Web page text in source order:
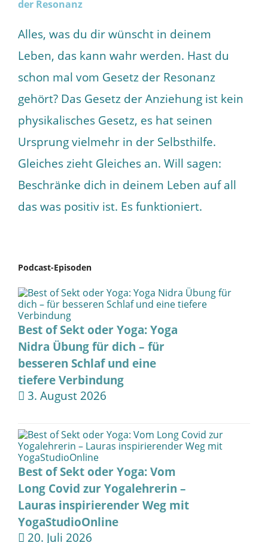
Alles, was du dir wünscht in deinem
Leben, das kann wahr werden. Hast du
schon mal vom Gesetz der Resonanz
gehört? Das Gesetz der Anziehung ist kein
physikalisches Gesetz, es hat seinen
Ursprung vielmehr in der Selbsthilfe.
Gleiches zieht Gleiches an. Will sagen:
Beschränke dich in deinem Leben auf all
das was positiv ist. Es funktioniert.
Podcast-Episoden
Best of Sekt oder Yoga: Yoga
Nidra Übung für dich – für
besseren Schlaf und eine
tiefere Verbindung
3. August 2026
Best of Sekt oder Yoga: Vom
Long Covid zur Yogalehrerin –
Lauras inspirierender Weg mit
YogaStudioOnline
20. Juli 2026